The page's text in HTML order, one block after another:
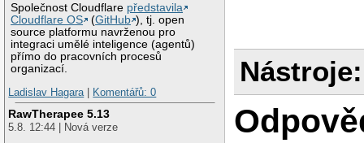
Společnost Cloudflare představila
Cloudflare OS
(GitHub ), tj. open
source platformu navrženou pro
integraci umělé inteligence (agentů)
přímo do pracovních procesů
organizací.
Ladislav Hagara| Komentářů: 0
RawTherapee 5.13
5.8. 12:44 | Nová verze
Nástroje: